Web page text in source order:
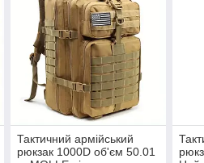
Тактичний армійський
рюкзак 1000D об'єм 50.01